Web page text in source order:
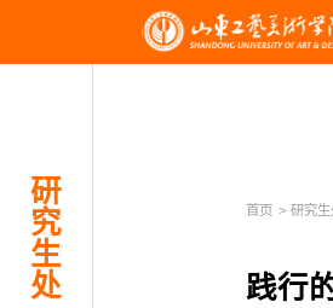
研
究
生
处
首页 > 研究生
践行